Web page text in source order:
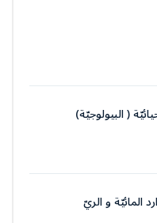
( البيولوجيّة)
و الريّ